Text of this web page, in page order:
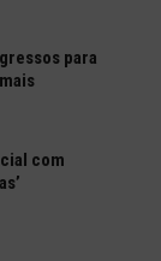
para
com